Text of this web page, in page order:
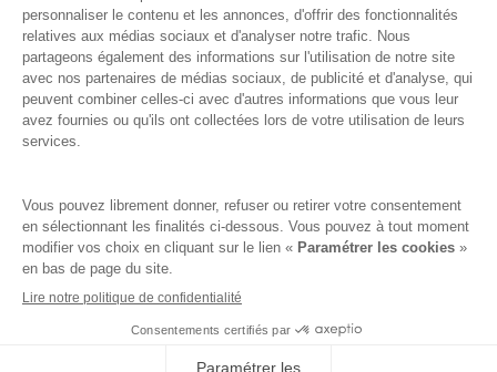
L’ABUS D’ALCOOL EST
DANGEREUX POUR LA SANTÉ.
MODÉRATION.
Réalisation par AttrapTemps